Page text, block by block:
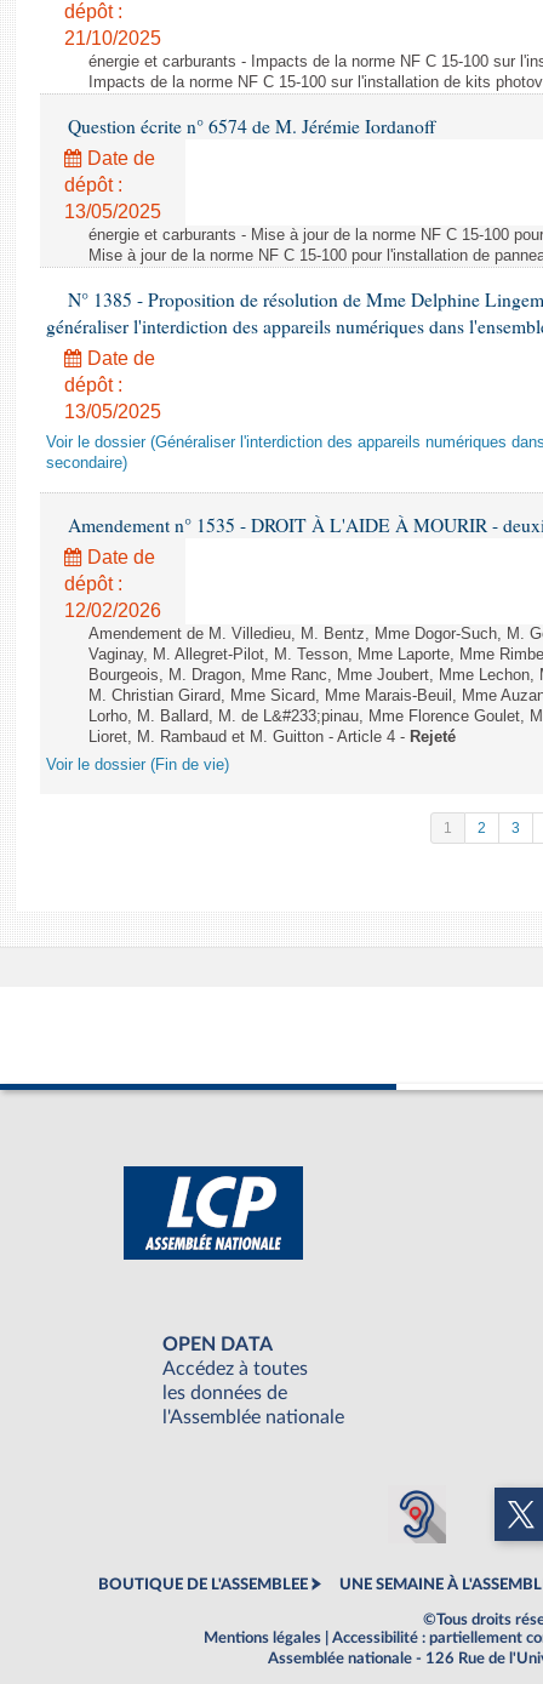
dépôt :
21/10/2025
énergie et carburants - Impacts de la norme NF C 15-100 sur
Impacts de la norme NF C 15-100 sur l'installation de kits
Question écrite n° 6574 de M. Jérémie Iordanoff
Date de
dépôt :
13/05/2025
énergie et carburants - Mise à jour de la norme NF C 15-100
Mise à jour de la norme NF C 15-100 pour l'installation de
N° 1385 - Proposition de résolution de Mme Delphine
généraliser l'interdiction des appareils numériques dans
Date de
dépôt :
13/05/2025
Voir le dossier (Généraliser l'interdiction des appareils numériques
secondaire)
Amendement n° 1535 - DROIT À L'AIDE À MOURIR -
Date de
dépôt :
12/02/2026
Amendement de M. Villedieu, M. Bentz, Mme Dogor-Such, M.
Vaginay, M. Allegret-Pilot, M. Tesson, Mme Laporte, Mme
Bourgeois, M. Dragon, Mme Ranc, Mme Joubert, Mme
M. Christian Girard, Mme Sicard, Mme Marais-Beuil, Mme
Lorho, M. Ballard, M. de L&#233;pinau, Mme Florence Goulet,
Lioret, M. Rambaud et M. Guitton - Article 4 - Rejeté
Voir le dossier (Fin de vie)
1 2 3
OPEN DATA
Accédez à toutes
les données de
l'Assemblée nationale
BOUTIQUE DE L'ASSEMBLEE UNE SEMAINE À
©Tous droits
Mentions légales
Accessibilité : partiellement
Assemblée nationale - 126 Rue de